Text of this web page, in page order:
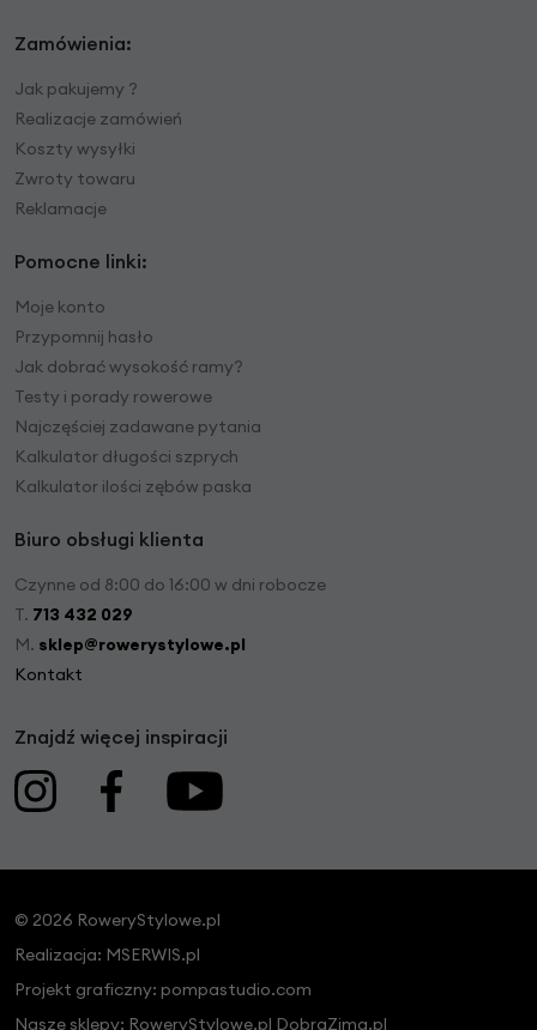
Zamówienia:
Jak pakujemy ?
Realizacje zamówień
Koszty wysyłki
Zwroty towaru
Reklamacje
Pomocne linki:
Moje konto
Przypomnij hasło
Jak dobrać wysokość ramy?
Testy i porady rowerowe
Najczęściej zadawane pytania
Kalkulator długości szprych
Kalkulator ilości zębów paska
Biuro obsługi klienta
Czynne od 8:00 do 16:00 w dni robocze
T. 713 432 029
M. sklep@rowerystylowe.pl
Kontakt
Znajdź więcej inspiracji
© 2026 RoweryStylowe.pl
Realizacja: MSERWIS.pl
Projekt graficzny: pompastudio.com
Nasze sklepy: RoweryStylowe.pl DobraZima.pl